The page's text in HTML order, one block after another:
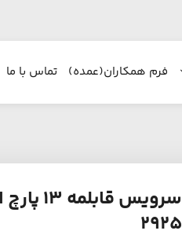
فرم همکاران(عمده) تماس با ما
2925